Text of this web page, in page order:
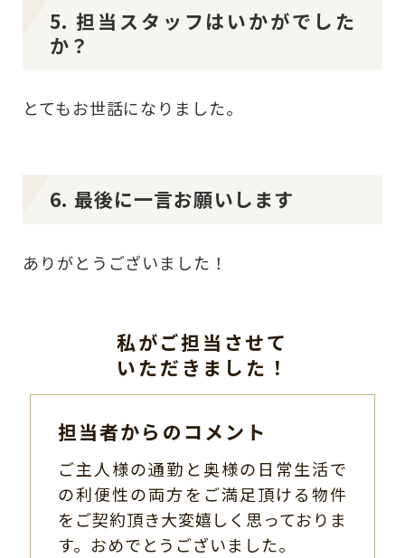
5. 担当スタッフはいかがでした
か？
とてもお世話になりました。
6. 最後に一言お願いします
ありがとうございました！
私がご担当させて
いただきました！
担当者からのコメント
ご主人様の通勤と奥様の日常生活で
の利便性の両方をご満足頂ける物件
をご契約頂き大変嬉しく思っておりま
す。おめでとうございました。